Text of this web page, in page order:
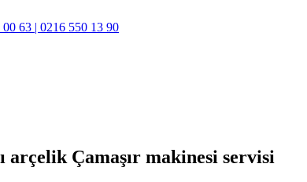
63 | 0216 550 13 90
arçelik Çamaşır makinesi servisi